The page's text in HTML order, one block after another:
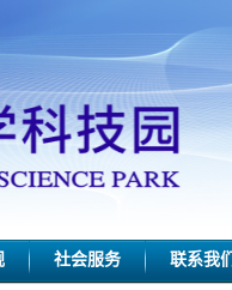
社会服务 联系我们